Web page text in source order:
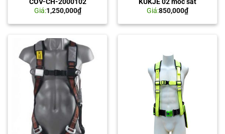
Giá:1,250,000₫
Giá:850,000₫